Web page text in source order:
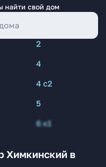
найти свой дом
2
4
4 с2
5
6 к1
Химкинский в